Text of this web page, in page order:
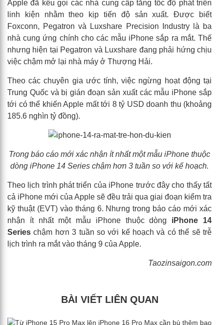
Apple đã kêu gọi các nhà cung cấp tăng tốc độ phát triển
linh kiện nhằm theo kịp tiến độ sản xuất. Được biết
Foxconn, Pegatron và Luxshare Precision Industry là ba
nhà cung ứng chính cho các mẫu iPhone sắp ra mắt. Thế
nhưng hiện tại Pegatron và Luxshare đang phải hứng chịu
việc chậm mở lại nhà máy ở Thượng Hải.
Theo các chuyên gia ước tính, việc ngừng hoạt động tại
Trung Quốc và bị gián đoạn sản xuất các mẫu iPhone sắp
tới có thể khiến Apple mất tới 8 tỷ USD doanh thu (khoảng
185.6 nghìn tỷ đồng).
Trong báo cáo mới xác nhận ít nhất một mẫu iPhone thuộc
dòng iPhone 14 Series chậm hơn 3 tuần so với kế hoạch.
Theo lịch trình phát triển của iPhone trước đây cho thấy tất
cả iPhone mới của Apple sẽ đều trải qua giai đoạn kiểm tra
kỹ thuật (EVT) vào tháng 6. Nhưng trong báo cáo mới xác
nhận ít nhất một mẫu iPhone thuộc dòng iPhone 14
Series chậm hơn 3 tuần so với kế hoạch và có thể sẽ trễ
lịch trình ra mắt vào tháng 9 của Apple.
Taozinsaigon.com
BÀI VIẾT LIÊN QUAN